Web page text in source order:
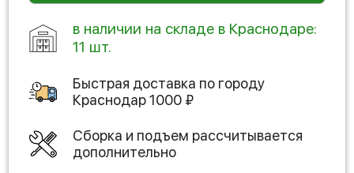
в наличии на складе в Краснодаре:
11 шт.
Быстрая доставка по городу
Краснодар1000 ₽
Сборка и подъем рассчитывается
дополнительно